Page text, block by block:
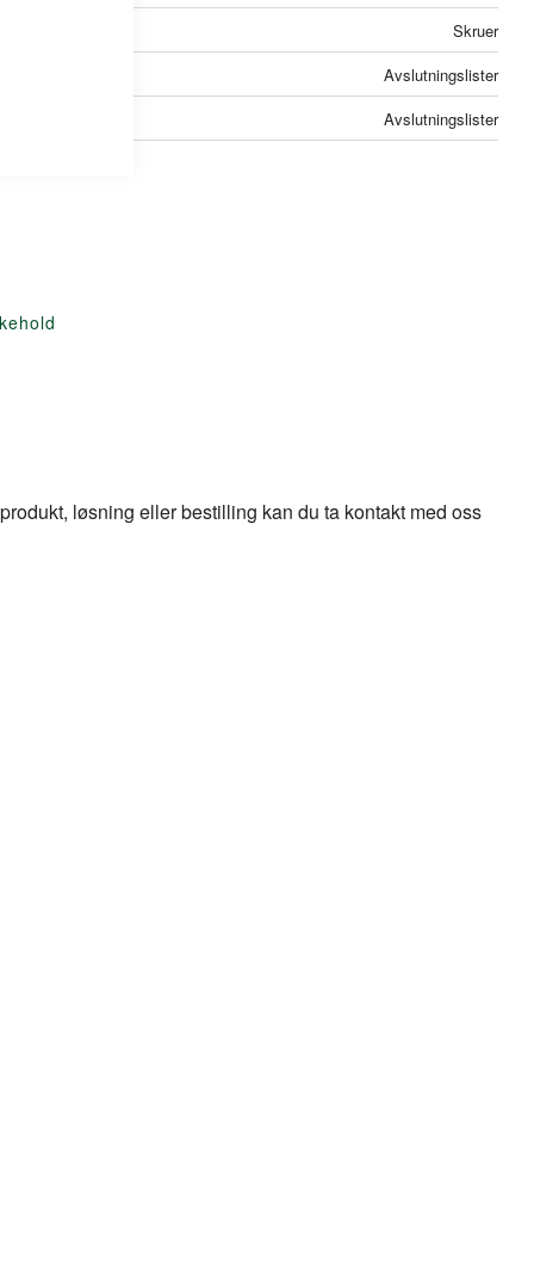
Skruer
Avslutningslister
Avslutningslister
løsning eller bestilling kan du ta kontakt med oss